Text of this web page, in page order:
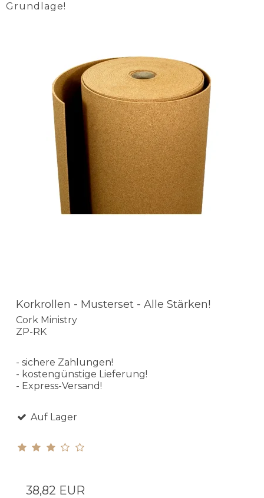
Grundlage!
Korkrollen - Musterset - Alle Stärken!
Cork Ministry
ZP-RK
- sichere Zahlungen!
- kostengünstige Lieferung!
- Express-Versand!
Auf Lager
38,82 EUR